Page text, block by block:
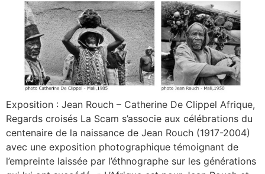
Exposition : Jean Rouch – Catherine De Clippel Afrique,
Regards croisés La Scam s’associe aux célébrations du
centenaire de la naissance de Jean Rouch (1917-2004)
avec une exposition photographique témoignant de
l’empreinte laissée par l’éthnographe sur les générations